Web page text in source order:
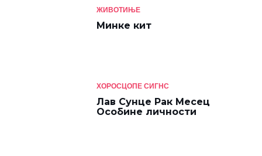
ЖИВОТИЊЕ
Минке кит
ХОРОСЦОПЕ СИГНС
Лав Сунце Рак Месец
Особине личности